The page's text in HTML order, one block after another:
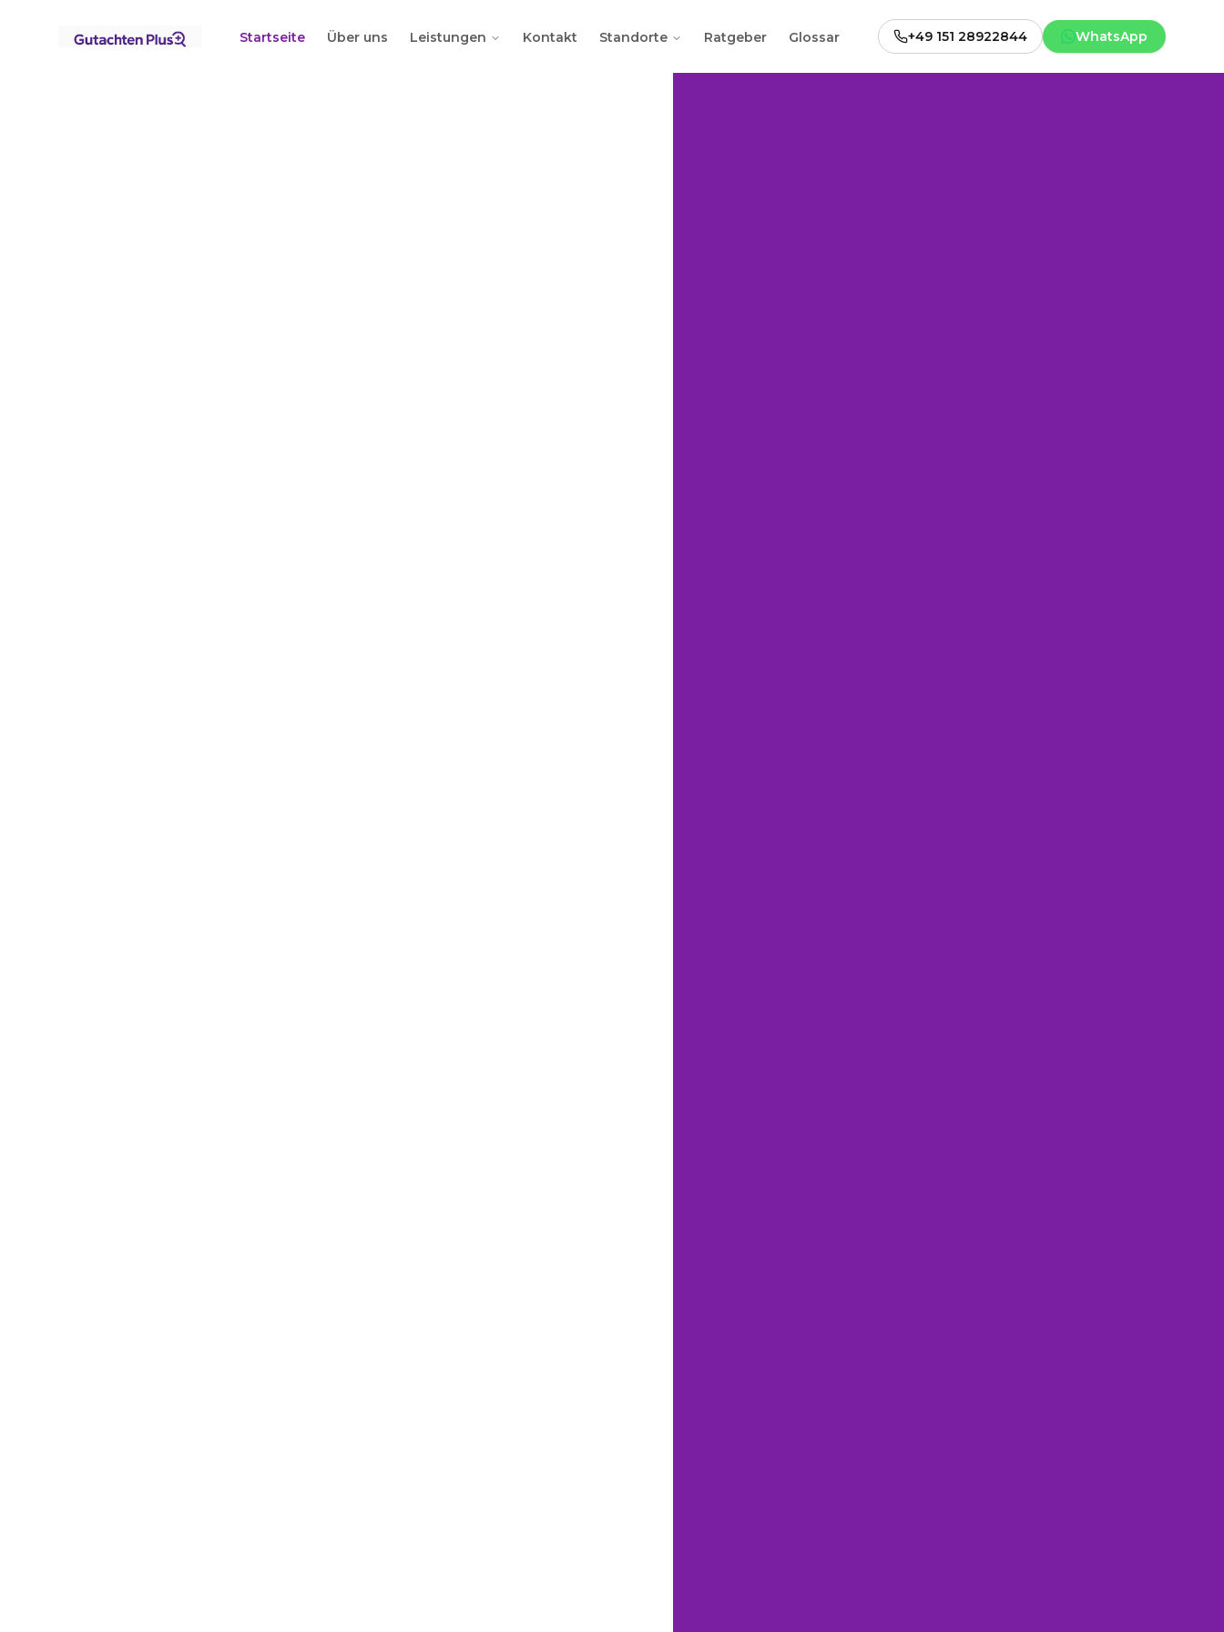
Startseite Über uns Leistungen Kontakt Standorte Ratgeber Glossar +49 151 28922844 WhatsApp
StartseiteStandorte Nordrhein-Westfalen Unna